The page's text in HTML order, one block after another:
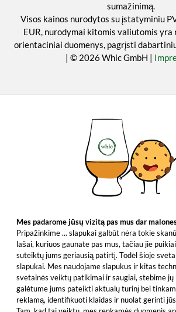
sumažinimą.
Visos kainos nurodytos su įstatyminiu
EUR, nurodymai kitomis valiutomis yra
orientaciniai duomenys, pagrįsti
| © 2026 Whic GmbH |
Mes padarome jūsų vizitą pas mus dar
Pripažinkime ... slapukai galbūt nėra tokie
lašai, kuriuos gaunate pas mus, tačiau jie
suteiktų jums geriausią patirtį. Todėl šioje
slapukai. Mes naudojame slapukus ir kitas
svetainės veiktų patikimai ir saugiai, stebime jų
galėtume jums pateikti aktualų turinį bei
reklamą, identifikuoti klaidas ir nuolat gerinti